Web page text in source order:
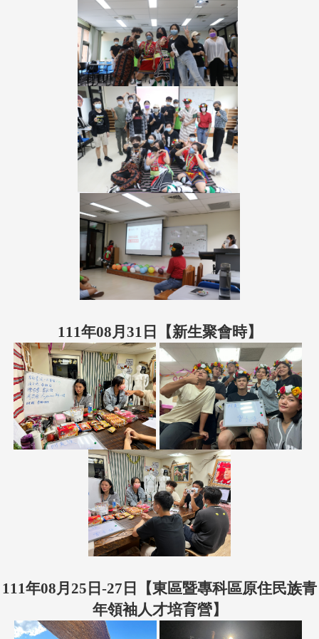
111年08月31日【新生聚會時】
111年08月25日-27日【東區暨專科區原住民族青
年領袖人才培育營】